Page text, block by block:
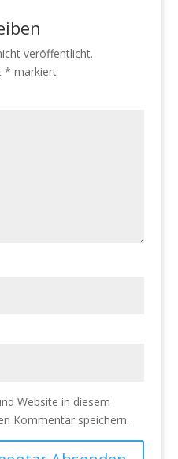
veröffentlicht.
* markiert
Website in diesem
Kommentar speichern.